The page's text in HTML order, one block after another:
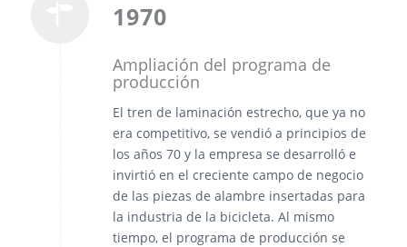
1970
Ampliación del programa de
producción
El tren de laminación estrecho, que ya no
era competitivo, se vendió a principios de
los años 70 y la empresa se desarrolló e
invirtió en el creciente campo de negocio
de las piezas de alambre insertadas para
la industria de la bicicleta. Al mismo
tiempo, el programa de producción se